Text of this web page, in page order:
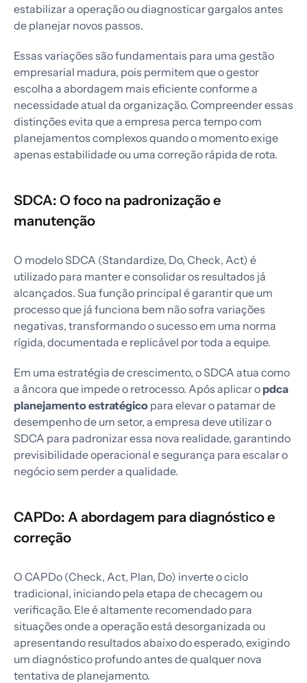
estabilizar a operação ou diagnosticar gargalos antes
de planejar novos passos.
Essas variações são fundamentais para uma gestão
empresarial madura, pois permitem que o gestor
escolha a abordagem mais eficiente conforme a
necessidade atual da organização. Compreender essas
distinções evita que a empresa perca tempo com
planejamentos complexos quando o momento exige
apenas estabilidade ou uma correção rápida de rota.
SDCA: O foco na padronização e
manutenção
O modelo SDCA (Standardize, Do, Check, Act) é
utilizado para manter e consolidar os resultados já
alcançados. Sua função principal é garantir que um
processo que já funciona bem não sofra variações
negativas, transformando o sucesso em uma norma
rígida, documentada e replicável por toda a equipe.
Em uma estratégia de crescimento, o SDCA atua como
a âncora que impede o retrocesso. Após aplicar o pdca
planejamento estratégico para elevar o patamar de
desempenho de um setor, a empresa deve utilizar o
SDCA para padronizar essa nova realidade, garantindo
previsibilidade operacional e segurança para escalar o
negócio sem perder a qualidade.
CAPDo: A abordagem para diagnóstico e
correção
O CAPDo (Check, Act, Plan, Do) inverte o ciclo
tradicional, iniciando pela etapa de checagem ou
verificação. Ele é altamente recomendado para
situações onde a operação está desorganizada ou
apresentando resultados abaixo do esperado, exigindo
um diagnóstico profundo antes de qualquer nova
tentativa de planejamento.